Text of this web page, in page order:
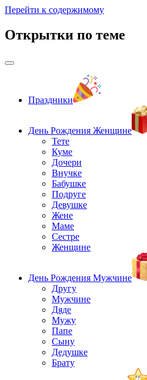
Перейти к содержимому
Открытки по теме
Праздники
День Рождения Женщине
Тете
Куме
Дочери
Внучке
Бабушке
Подруге
Девушке
Жене
Маме
Сестре
Женщине
День Рождения Мужчине
Другу
Мужчине
Дяде
Мужу
Папе
Сыну
Дедушке
Брату